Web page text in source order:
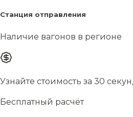
Станция отправления
Наличие вагонов в регионе
Узнайте стоимость за 30
Бесплатный расчёт